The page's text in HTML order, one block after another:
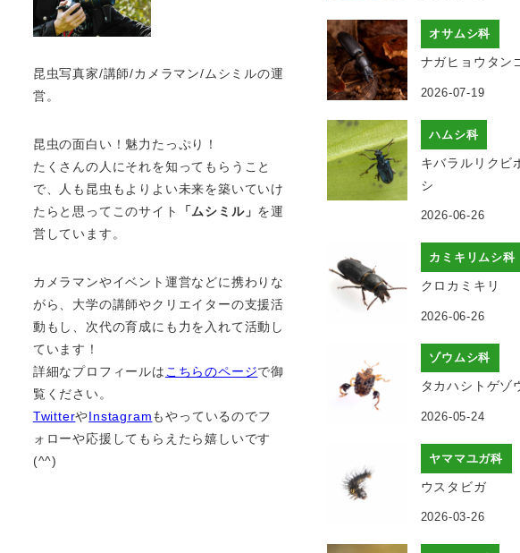
昆虫写真家/講師/カメラマン/ムシミルの運
営。
昆虫の面白い！魅力たっぷり！
たくさんの人にそれを知ってもらうこと
で、人も昆虫もよりよい未来を築いていけ
たらと思ってこのサイト
「ムシミル」 を運
営しています。
カメラマンやイベント運営などに携わりな
がら、大学の講師やクリエイターの支援活
動もし、次代の育成にも力を入れて活動し
ています！
詳細なプロフィールは こちらのページで御
覧ください。
TwitterやInstagramもやっているのでフ
ォローや応援してもらえたら嬉しいです
(^^)
オサムシ科
ナガヒョウタン
2026-07-19
ハムシ科
キバラルリクビ
シ
2026-06-26
カミキリムシ科
クロカミキリ
2026-06-26
ゾウムシ科
タカハシトゲゾ
2026-05-24
ヤママユガ科
ウスタビガ
2026-03-26